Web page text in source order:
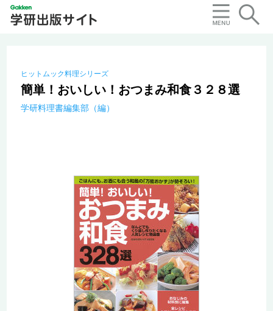
ヒットムック料理シリーズ
簡単！おいしい！おつまみ和食３２８選
学研料理書編集部（編）